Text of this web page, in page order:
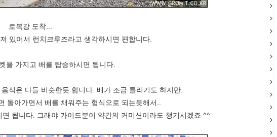
로복강 도착...
있어서 런치크루즈라고 생각하시면 편합니다.
을 가지고 배를 탑승하시면 됩니다.
식은 다들 비슷한듯 합니다. 배가 조금 틀리기도 하지만..
돌아가면서 배를 채워주는 형식으로 되는듯해서..
됩니다. 그래야 가이드분이 약간의 커미션이라도 챙기시겠죠 ^^